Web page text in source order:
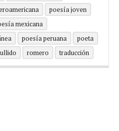
poesía joven
mexicana
poesía peruana
poeta
romero traducción